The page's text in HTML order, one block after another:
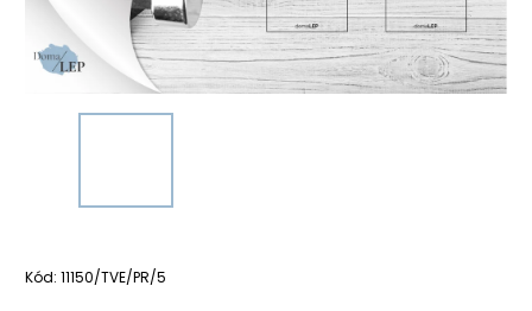
Kód: 11150/TVE/PR/5